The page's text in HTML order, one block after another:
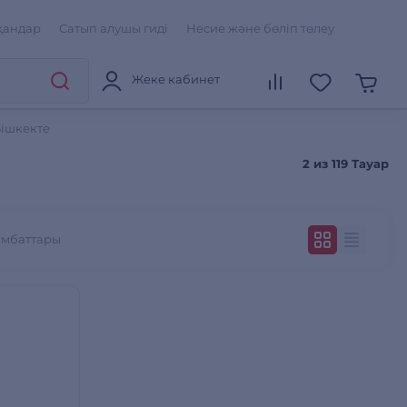
Сатып алушы гиді Несие және бөліп төлеу
Жеке кабинет
2 из 119 Тауар